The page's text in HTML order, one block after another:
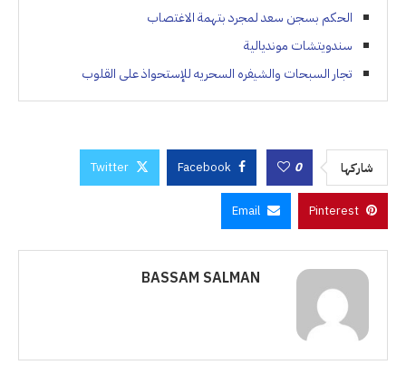
الحكم بسجن سعد لمجرد بتهمة الاغتصاب
سندويتشات مونديالية
تجار السبحات والشيفره السحريه للإستحواذ على القلوب
شاركها 0
Facebook
Twitter
Pinterest
Email
BASSAM SALMAN